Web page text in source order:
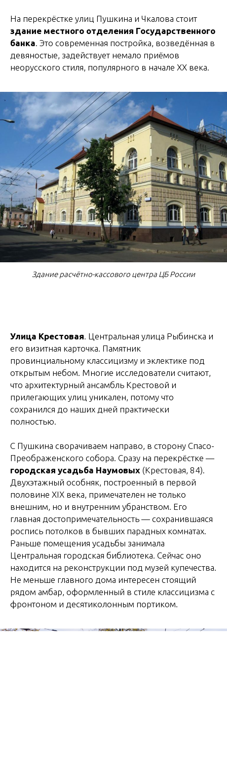
На перекрёстке улиц Пушкина и Чкалова стоит
здание местного отделения Государственного
банка. Это современная постройка, возведённая в
девяностые, задействует немало приёмов
неорусского стиля, популярного в начале XX века.
Здание расчётно-кассового центра ЦБ России
Улица Крестовая. Центральная улица Рыбинска и
его визитная карточка. Памятник
провинциальному классицизму и эклектике под
открытым небом. Многие исследователи считают,
что архитектурный ансамбль Крестовой и
прилегающих улиц уникален, потому что
сохранился до наших дней практически
полностью.
С Пушкина сворачиваем направо, в сторону Спасо-
Преображенского собора. Сразу на перекрёстке —
городская усадьба Наумовых (Крестовая, 84).
Двухэтажный особняк, построенный в первой
половине XIX века, примечателен не только
внешним, но и внутренним убранством. Его
главная достопримечательность — сохранившаяся
роспись потолков в бывших парадных комнатах.
Раньше помещения усадьбы занимала
Центральная городская библиотека. Сейчас оно
находится на реконструкции под музей купечества.
Не меньше главного дома интересен стоящий
рядом амбар, оформленный в стиле классицизма с
фронтоном и десятиколонным портиком.